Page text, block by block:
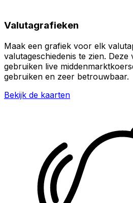
Valutagrafieken
Maak een grafiek voor elk
valutageschiedenis te zien. Deze
gebruiken live
gebruiken en zeer betrouwbaar.
Bekijk de kaarten